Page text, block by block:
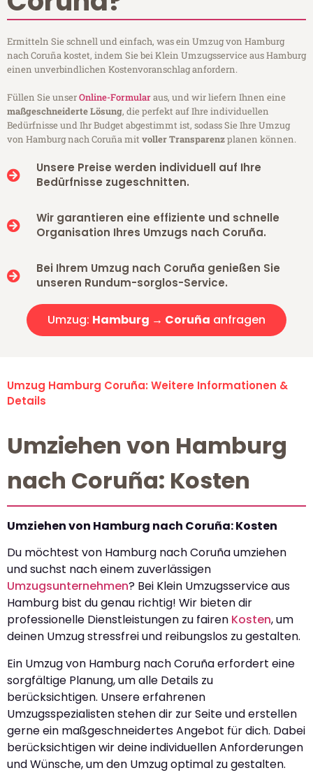
Ermitteln Sie schnell und einfach, was ein Umzug von Hamburg
nach Coruña kostet, indem Sie bei Klein Umzugsservice aus Hamburg
einen unverbindlichen Kostenvoranschlag anfordern.
Füllen Sie unserOnline-Formularaus, und wir liefern Ihnen eine
maßgeschneiderte Lösung, die perfekt auf Ihre individuellen
Bedürfnisse und Ihr Budget abgestimmt ist, sodass Sie Ihre Umzug
von Hamburg nach Coruña mitvoller Transparenzplanen können.
Unsere Preise werden individuell auf Ihre
Bedürfnisse zugeschnitten.
Wir garantieren eine effiziente und schnelle
Organisation Ihres Umzugs nach Coruña.
Bei Ihrem Umzug nach Coruña genießen Sie
unseren Rundum-sorglos-Service.
Umzug: Hamburg → Coruña anfragen
Umzug Hamburg Coruña: Weitere Informationen &
Details
Umziehen von Hamburg
nach Coruña: Kosten
Umziehen von Hamburg nach Coruña: Kosten
Du möchtest von Hamburg nach Coruña umziehen
und suchst nach einem zuverlässigen
Umzugsunternehmen? Bei Klein Umzugsservice aus
Hamburg bist du genau richtig! Wir bieten dir
professionelle Dienstleistungen zu fairen Kosten, um
deinen Umzug stressfrei und reibungslos zu gestalten.
Ein Umzug von Hamburg nach Coruña erfordert eine
sorgfältige Planung, um alle Details zu
berücksichtigen. Unsere erfahrenen
Umzugsspezialisten stehen dir zur Seite und erstellen
gerne ein maßgeschneidertes Angebot für dich. Dabei
berücksichtigen wir deine individuellen Anforderungen
und Wünsche, um den Umzug optimal zu gestalten.